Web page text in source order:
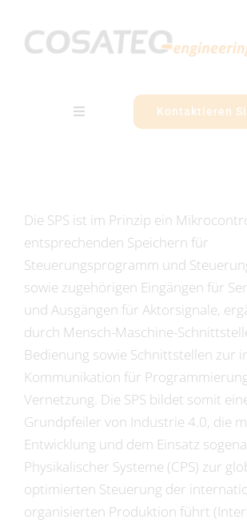
Inhalt
springen
Toggle
Unternehmen
Referenzen
Karriere
Kontaktieren
Die SPS ist im Prinzip ein
entsprechenden Speichern für
Steuerungsprogramm und
sowie zugehörigen Eingängen für
und Ausgängen für Aktorsignale,
durch Mensch-Maschine-
Bedienung sowie Schnittstellen zur
Kommunikation für
Vernetzung. Die SPS bildet somit
Grundpfeiler von Industrie 4.0, die
Entwicklung und dem Einsatz
Physikalischer Systeme (CPS) zur
optimierten Steuerung der
organisierten Produktion führt